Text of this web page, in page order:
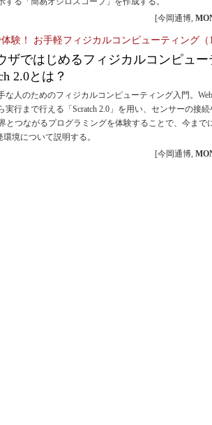
[今岡通博,
体験！ お手軽フィジカルコンピューティング（
ザではじめるフィジカルコンピュ
2.0とは？
な人のためのフィジカルコンピューティング入門。
実行まで行える「Scratch 2.0」を用い、センサーの接
とつながるプログラミングを体験することで、今まで
境について説明する。
[今岡通博,